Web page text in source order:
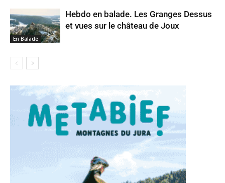
En Balade
Hebdo en balade. Les Granges Dessus
et vues sur le château de Joux